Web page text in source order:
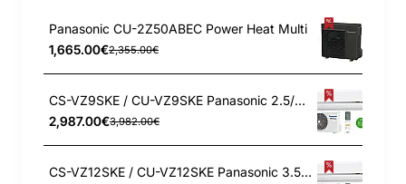
Panasonic CU-2Z50ABEC Power Heat Multi
1,665.00€2,355.00€
CS-VZ9SKE / CU-VZ9SKE Panasonic 2.5/3.6 kW šilumos siurblys
2,987.00€3,982.00€
CS-VZ12SKE / CU-VZ12SKE Panasonic 3.5/4.2 kW šilumos siurblys